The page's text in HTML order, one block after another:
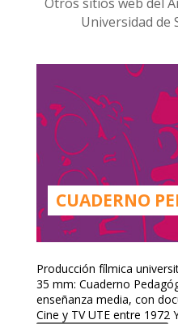
Universidad de
CUADERNO
Producción fílmica
35 mm: Cuaderno
enseñanza media, con
Cine y TV UTE entre 1972